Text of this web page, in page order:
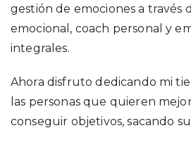
gestión de emociones a través
emocional, coach personal y
integrales.
Ahora disfruto dedicando mi
las personas que quieren
conseguir objetivos, sacando